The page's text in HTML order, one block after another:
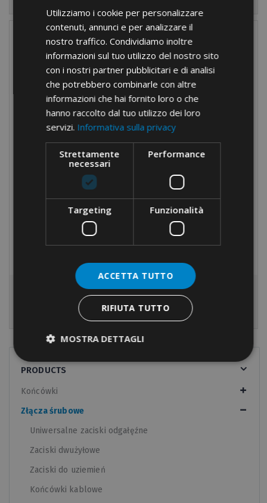
Złącza śrubowe
PRODUCTS
Końcówki
Złącza śrubowe
Uniwersalne zaciski odgałęźne
Zaciski dwużyłowe
Zaciski do uziemień
Końcówki kablowe
Utilizziamo i cookie per personalizzare
contenuti, annunci e per analizzare il
nostro traffico. Condividiamo inoltre
informazioni sul tuo utilizzo del nostro sito
con i nostri partner pubblicitari e di analisi
che potrebbero combinarle con altre
informazioni che hai fornito loro o che
hanno raccolto dal tuo utilizzo dei loro
servizi. Informativa sulla privacy
Strettamente
necessari
Performance
Targeting Funzionalità
ACCETTA TUTTO
RIFIUTA TUTTO
MOSTRA DETTAGLI